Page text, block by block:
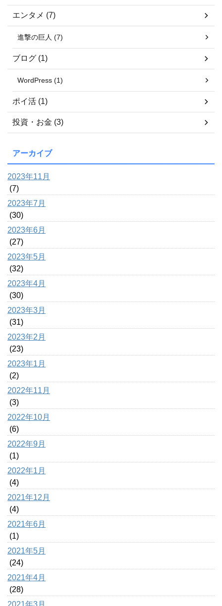
エンタメ (7)
進撃の巨人 (7)
ブログ (1)
WordPress (1)
ポイ活 (1)
投資・お金 (3)
アーカイブ
2023年11月
(7)
2023年7月
(30)
2023年6月
(27)
2023年5月
(32)
2023年4月
(30)
2023年3月
(31)
2023年2月
(23)
2023年1月
(2)
2022年11月
(3)
2022年10月
(6)
2022年9月
(1)
2022年1月
(4)
2021年12月
(4)
2021年6月
(1)
2021年5月
(24)
2021年4月
(28)
2021年3月